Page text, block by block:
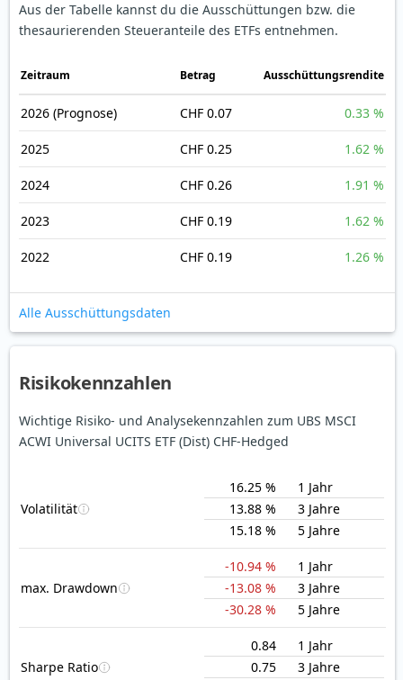
Aus der Tabelle kannst du die Ausschüttungen bzw. die
thesaurierenden Steueranteile des ETFs entnehmen.
Zeitraum Betrag Ausschüttungsrendite
2026 (Prognose) CHF 0.07 0.33 %
2025 CHF 0.25 1.62 %
2024 CHF 0.26 1.91 %
2023 CHF 0.19 1.62 %
2022 CHF 0.19 1.26 %
Alle Ausschüttungsdaten
Risikokennzahlen
Wichtige Risiko- und Analysekennzahlen zum UBS MSCI
ACWI Universal UCITS ETF (Dist) CHF-Hedged
Volatilität
16.25 %
1 Jahr
13.88 %
3 Jahre
15.18 %
5 Jahre
max. Drawdown
-10.94 %
1 Jahr
-13.08 %
3 Jahre
-30.28 %
5 Jahre
Sharpe Ratio
0.84
1 Jahr
0.75
3 Jahre